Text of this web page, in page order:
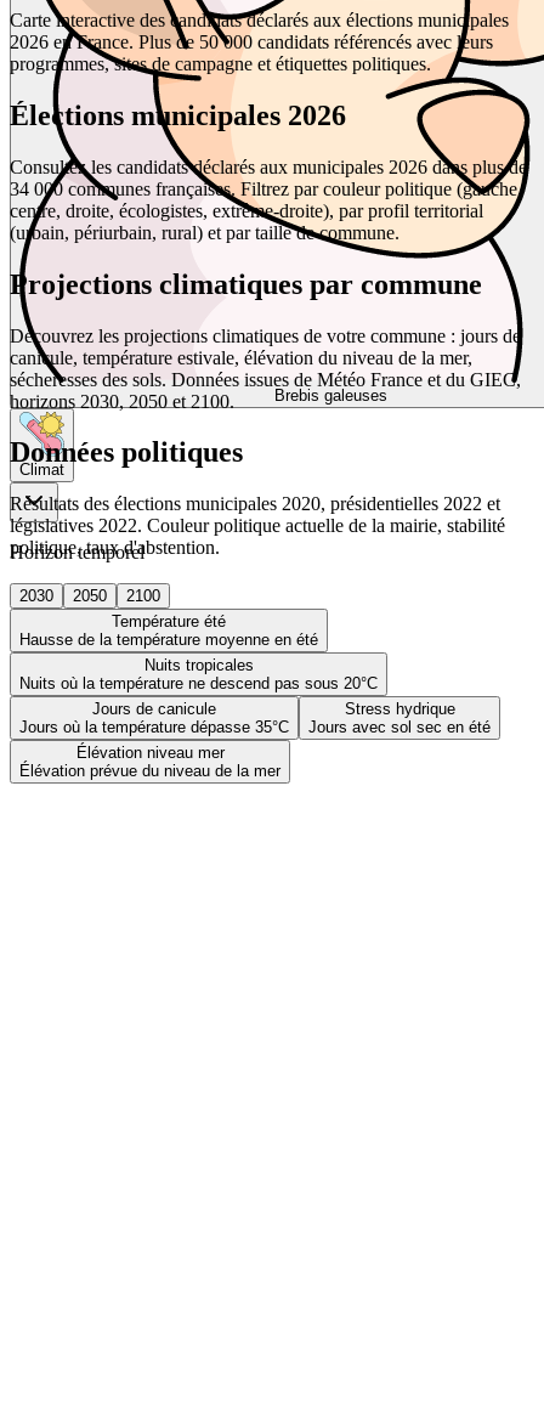
Brebis galeuses
Climat
Horizon temporel
2030 2050
2100
Température été
Hausse de la température moyenne en été
Nuits tropicales
Nuits où la température ne descend pas sous 20°C
Jours de canicule
Jours où la température dépasse 35°C
Stress hydrique
Jours avec sol sec en été
Élévation niveau mer
Élévation prévue du niveau de la mer
Carte interactive des candidats déclarés aux élections municipales
2026 en France. Plus de 50 000 candidats référencés avec leurs
programmes, sites de campagne et étiquettes politiques.
Élections municipales 2026
Consultez les candidats déclarés aux municipales 2026 dans plus de
34 000 communes françaises. Filtrez par couleur politique (gauche,
centre, droite, écologistes, extrême-droite), par profil territorial
(urbain, périurbain, rural) et par taille de commune.
Projections climatiques par commune
Découvrez les projections climatiques de votre commune : jours de
canicule, température estivale, élévation du niveau de la mer,
sécheresses des sols. Données issues de Météo France et du GIEC,
horizons 2030, 2050 et 2100.
Données politiques
Résultats des élections municipales 2020, présidentielles 2022 et
législatives 2022. Couleur politique actuelle de la mairie, stabilité
politique, taux d'abstention.